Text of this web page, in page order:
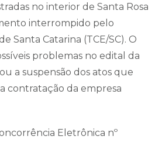
no interior de Santa Rosa
interrompido pelo
Santa Catarina (TCE/SC). O
problemas no edital da
a suspensão dos atos que
contratação da empresa
Eletrônica nº